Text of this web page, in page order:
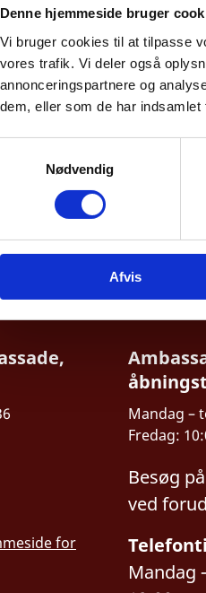
Denne hjemmeside bruger
Vi bruger cookies til at tilpasse
vores trafik. Vi deler også
annonceringspartnere og
dem, eller som de har
Nødvendig
Afvis
biler og
for
Mandag –
Fredag:
Besøg
ved
Mandag